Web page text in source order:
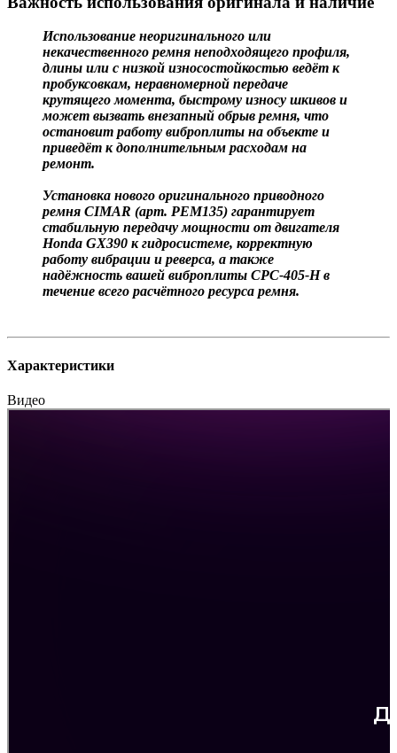
Использование неоригинального или
некачественного ремня неподходящего профиля,
длины или с низкой износостойкостью ведёт к
пробуксовкам, неравномерной передаче
крутящего момента, быстрому износу шкивов и
может вызвать внезапный обрыв ремня, что
остановит работу виброплиты на объекте и
приведёт к дополнительным расходам на
ремонт.
Установка нового оригинального приводного
ремня CIMAR (арт. РЕМ135) гарантирует
стабильную передачу мощности от двигателя
Honda GX390 к гидросистеме, корректную
работу вибрации и реверса, а также
надёжность вашей виброплиты CPC-405-H в
течение всего расчётного ресурса ремня.
Характеристики
Видео